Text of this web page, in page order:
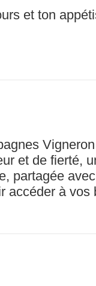
et ton
et de fierté,
partagée
accéder à vos